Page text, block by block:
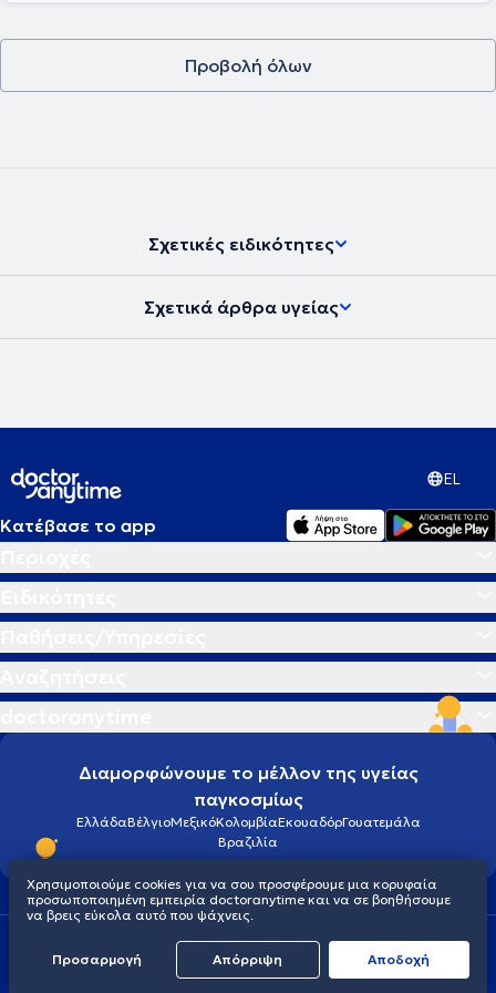
Προβολή όλων
Σχετικές ειδικότητες
Σχετικά άρθρα υγείας
EL
Κατέβασε το app
Διαμορφώνουμε το μέλλον της υγείας
παγκοσμίως
ΕλλάδαΒέλγιοΜεξικόΚολομβίαΕκουαδόρΓουατεμάλα
Βραζιλία
Πολιτική προστασίας προσωπικού απορρήτου
© 2026 doctoranytime
Χρησιμοποιούμε cookies για να σου προσφέρουμε μια κορυφαία
προσωποποιημένη εμπειρία doctoranytime και να σε βοηθήσουμε
να βρεις εύκολα αυτό που ψάχνεις.
Προσαρμογή Απόρριψη Aποδοχή